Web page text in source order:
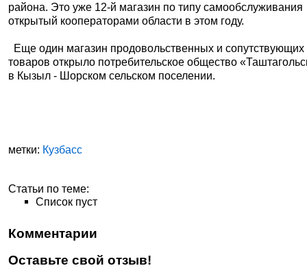
района. Это уже 12-й магазин по типу самообслуживания
открытый кооператорами области в этом году.
Еще один магазин продовольственных и сопутствующих
товаров открыло потребительское общество
в Кызыл - Шорском сельском поселении.
метки: Кузбасс
Статьи по теме:
Список пуст
Комментарии
Оставьте свой отзыв!